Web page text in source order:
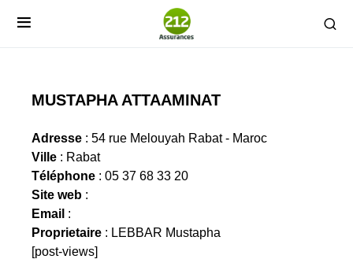
MUSTAPHA ATTAAMINAT
Adresse : 54 rue Melouyah Rabat - Maroc
Ville : Rabat
Téléphone : 05 37 68 33 20
Site web :
Email :
Proprietaire : LEBBAR Mustapha
[post-views]